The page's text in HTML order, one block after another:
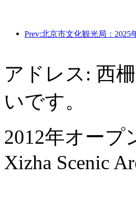
アドレス: 西
いです。
2012年オープ
Xizha Scenic